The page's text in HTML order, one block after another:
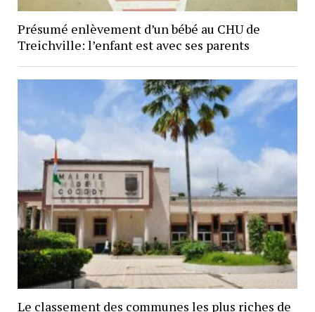
Présumé enlèvement d’un bébé au CHU de
Treichville: l’enfant est avec ses parents
Le classement des communes les plus riches de